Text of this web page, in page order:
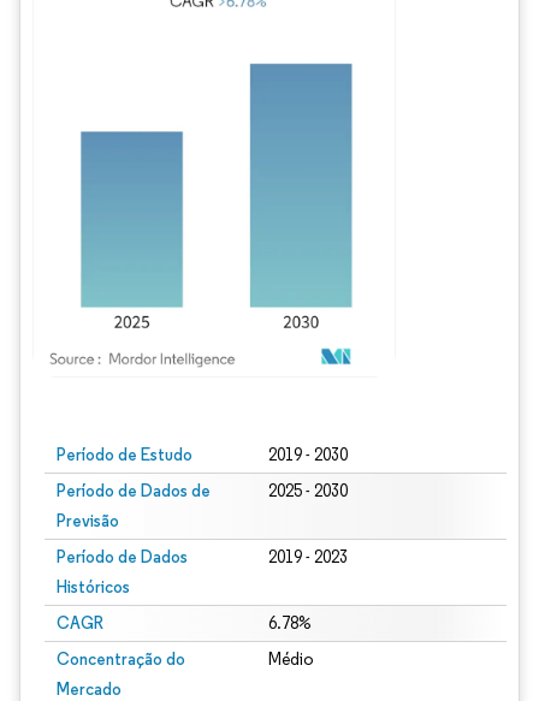
Período de Estudo 2019 - 2030
Período de Dados de
Previsão
2025 - 2030
Período de Dados
Históricos
2019 - 2023
CAGR 6.78%
Concentração do
Mercado
Médio